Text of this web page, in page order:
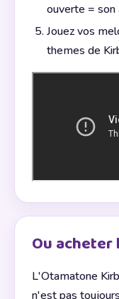
ouverte = son
Jouez vos
themes de
Ou
L'Otamatone
n'est pas